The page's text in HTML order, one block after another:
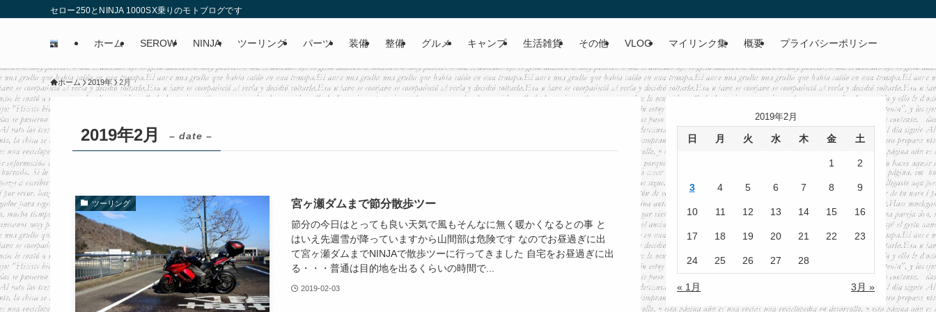
セロー250とNINJA 1000SX乗りのモトブログです
ホーム SEROW NINJA ツーリング パーツ 装備 整備 グルメ キャンプ 生活雑貨 その他 VLOG マイリンク集 概要 プライバシーポリシー
ホーム 2019年 2月
2019年2月 – date –
ツーリング 宮ヶ瀬ダムまで節分散歩ツー
節分の今日はとっても良い天気で風もそんなに無く暖かくなるとの事 と
はいえ先週雪が降っていますから山間部は危険です なのでお昼過ぎに出
て宮ヶ瀬ダムまでNINJAで散歩ツーに行ってきました 自宅をお昼過ぎに出
る・・・普通は目的地を出るくらいの時間で...
2019-02-03
2019年2月
日 月 火 水 木 金 土
1 2
3 4 5 6 7 8 9
10 11 12 13 14 15 16
17 18 19 20 21 22 23
24 25 26 27 28
« 1月 3月 »